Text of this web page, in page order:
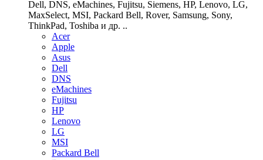
Dell, DNS, eMachines, Fujitsu, Siemens, HP, Lenovo, LG,
MaxSelect, MSI, Packard Bell, Rover, Samsung, Sony,
ThinkPad, Toshiba и др. ..
Acer
Apple
Asus
Dell
DNS
eMachines
Fujitsu
HP
Lenovo
LG
MSI
Packard Bell